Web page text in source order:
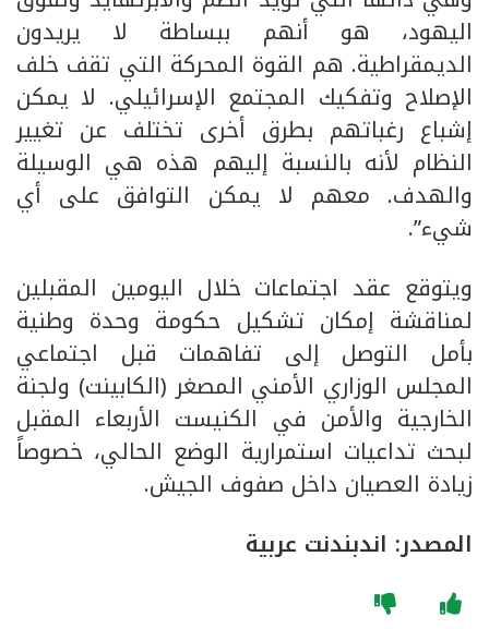
اليهود، هو أنهم ببساطة لا يريدون
الديمقراطية. هم القوة المحركة التي تقف خلف
الإصلاح وتفكيك المجتمع الإسرائيلي. لا يمكن
إشباع رغباتهم بطرق أخرى تختلف عن تغيير
النظام لأنه بالنسبة إليهم هذه هي الوسيلة
والهدف. معهم لا يمكن التوافق على أي
شيء”.
ويتوقع عقد اجتماعات خلال اليومين المقبلين
لمناقشة إمكان تشكيل حكومة وحدة وطنية
بأمل التوصل إلى تفاهمات قبل اجتماعي
المجلس الوزاري الأمني المصغر (الكابينت) ولجنة
الخارجية والأمن في الكنيست الأربعاء المقبل
لبحث تداعيات استمرارية الوضع الحالي، خصوصاً
زيادة العصيان داخل صفوف الجيش.
المصدر: اندبندنت عربية